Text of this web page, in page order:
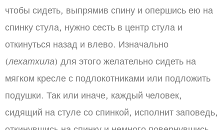
чтобы сидеть, выпрямив спину и опершись ею на
спинку стула, нужно сесть в центр стула и
откинуться назад и влево. Изначально
(лехатхила) для этого желательно сидеть на
мягком кресле с подлокотниками или подложить
подушки. Так или иначе, каждый человек,
сидящий на стуле со спинкой, исполнит заповедь,